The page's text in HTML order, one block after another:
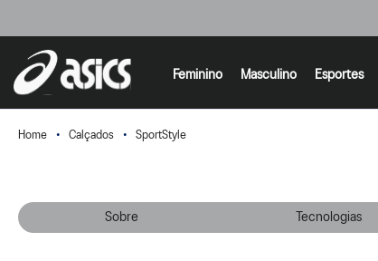
Feminino Masculino Esportes
Calçados SportStyle
Sobre Tecnologias